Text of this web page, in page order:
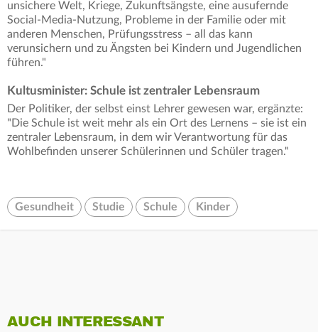
unsichere Welt, Kriege, Zukunftsängste, eine ausufernde
Social-Media-Nutzung, Probleme in der Familie oder mit
anderen Menschen, Prüfungsstress – all das kann
verunsichern und zu Ängsten bei Kindern und Jugendlichen
führen."
Kultusminister: Schule ist zentraler Lebensraum
Der Politiker, der selbst einst Lehrer gewesen war, ergänzte:
"Die Schule ist weit mehr als ein Ort des Lernens – sie ist ein
zentraler Lebensraum, in dem wir Verantwortung für das
Wohlbefinden unserer Schülerinnen und Schüler tragen."
Gesundheit Studie Schule Kinder
AUCH INTERESSANT